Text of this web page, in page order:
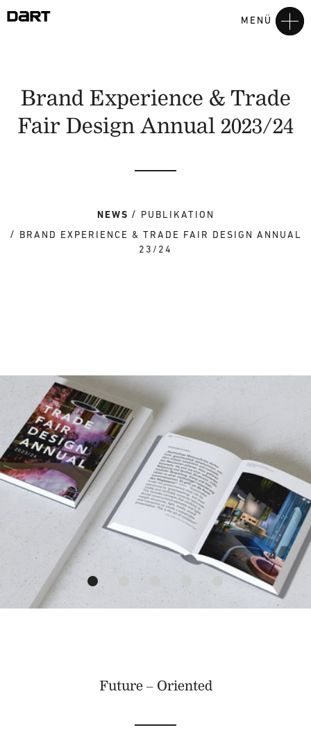
MENÜ
Brand Experience & Trade
Fair Design Annual 2023/24
NEWS
PUBLIKATION
BRAND EXPERIENCE & TRADE FAIR DESIGN ANNUAL
23/24
Future – Oriented